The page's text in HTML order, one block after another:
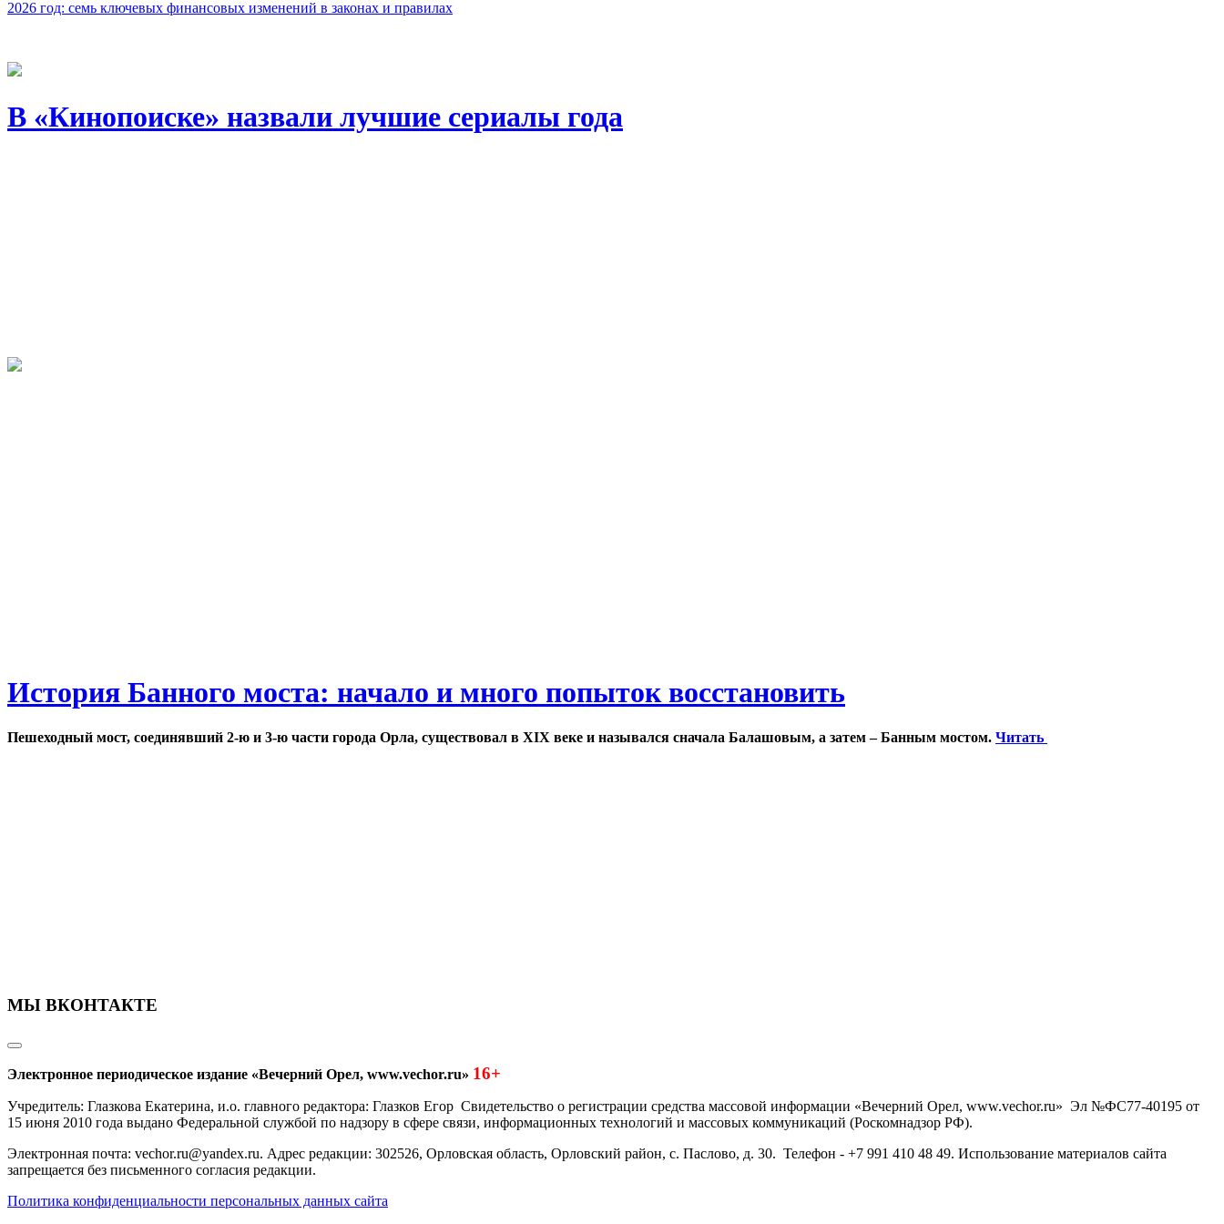
2026 год: семь ключевых финансовых изменений в законах и правилах
В «Кинопоиске» назвали лучшие сериалы года
История Банного моста: начало и много попыток восстановить
Пешеходный мост, соединявший 2-ю и 3-ю части города Орла, существовал в XIX веке и назывался сначала Балашовым, а затем – Банным мостом. Читать
МЫ ВКОНТАКТЕ
Электронное периодическое издание «Вечерний Орел, www.vechor.ru» 16+
Учредитель: Глазкова Екатерина, и.о. главного редактора: Глазков Егор Свидетельство о регистрации средства массовой информации «Вечерний Орел, www.vechor.ru» Эл №ФС77-40195 от
15 июня 2010 года выдано Федеральной службой по надзору в сфере связи, информационных технологий и массовых коммуникаций (Роскомнадзор РФ).
Электронная почта: vechor.ru@yandex.ru. Адрес редакции: 302526, Орловская область, Орловский район, с. Паслово, д. 30. Телефон - +7 991 410 48 49. Использование материалов сайта
запрещается без письменного согласия редакции.
Политика конфиденциальности персональных данных сайта